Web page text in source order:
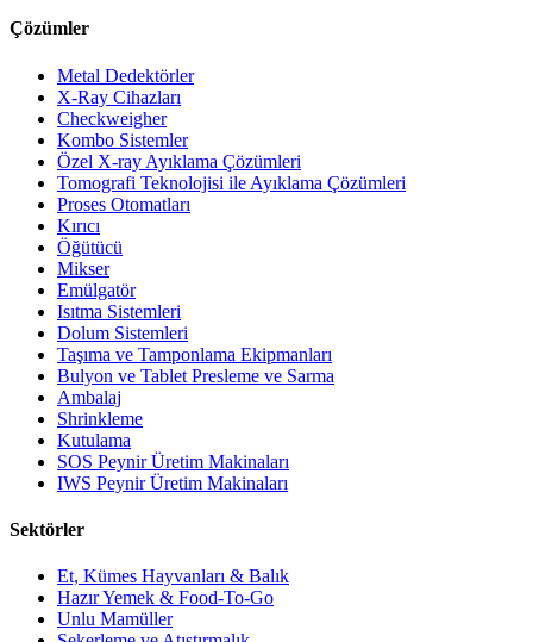
Çözümler
Metal Dedektörler
X-Ray Cihazları
Checkweigher
Kombo Sistemler
Özel X-ray Ayıklama Çözümleri
Tomografi Teknolojisi ile Ayıklama Çözümleri
Proses Otomatları
Kırıcı
Öğütücü
Mikser
Emülgatör
Isıtma Sistemleri
Dolum Sistemleri
Taşıma ve Tamponlama Ekipmanları
Bulyon ve Tablet Presleme ve Sarma
Ambalaj
Shrinkleme
Kutulama
SOS Peynir Üretim Makinaları
IWS Peynir Üretim Makinaları
Sektörler
Et, Kümes Hayvanları & Balık
Hazır Yemek & Food-To-Go
Unlu Mamüller